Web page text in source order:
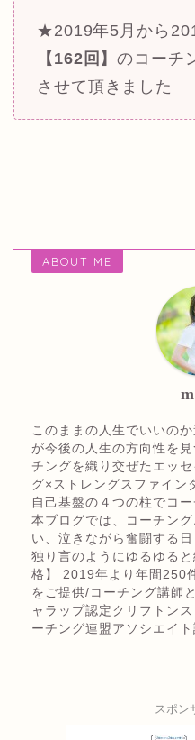
★2019年5月から
【162 回】のコーチ
させて頂きました
ABOUT ME
このままの人生でいいの
が今後の人生の方向性を
チングを織り交ぜたエッ
グ×ストレングスファイン
自己基盤の４つの柱でコ
本ブログでは、コーチン
い、泣きながら奮闘する
独り言のようにゆるゆる
格】 2019年より年間250
をご提供/コーチング講師
ャラップ認定クリフトン
ーチング連盟アソシエイト
スポン